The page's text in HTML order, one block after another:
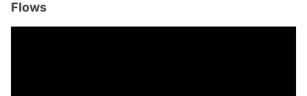
Flows